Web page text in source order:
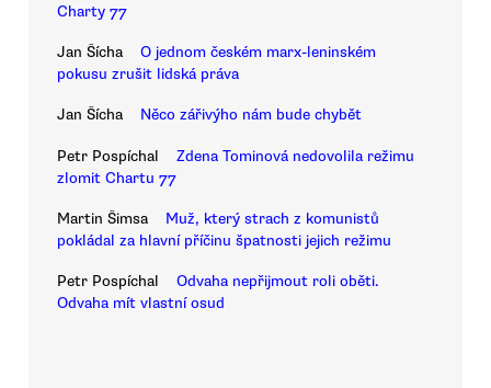
Charty 77
Jan Šícha
O jednom českém marx-leninském
pokusu zrušit lidská práva
Jan Šícha Něco zářivýho nám bude chybět
Petr Pospíchal
Zdena Tominová nedovolila režimu
zlomit Chartu 77
Martin Šimsa
Muž, který strach z komunistů
pokládal za hlavní příčinu špatnosti jejich režimu
Petr Pospíchal
Odvaha nepřijmout roli oběti.
Odvaha mít vlastní osud